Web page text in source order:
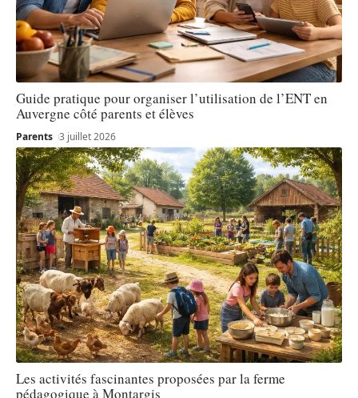
Guide pratique pour organiser l’utilisation de l’ENT en
Auvergne côté parents et élèves
Parents 3 juillet 2026
Les activités fascinantes proposées par la ferme
pédagogique à Montargis